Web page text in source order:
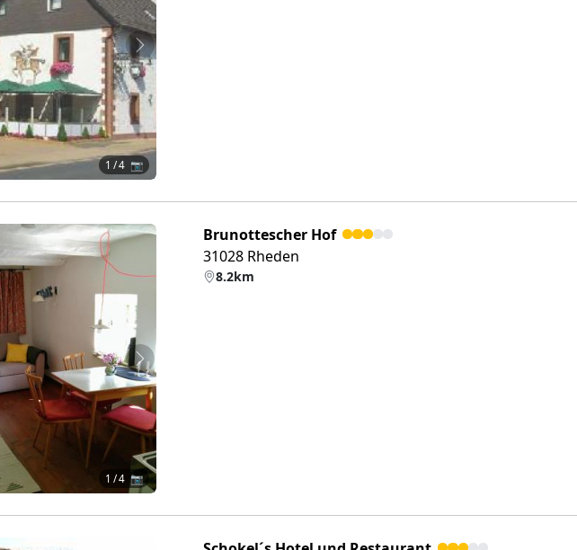
Weiter
1 / 4 📷
Weiter
1 / 4 📷
Brunottescher Hof
31028 Rheden
8.2km